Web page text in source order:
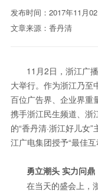
发布时间：2017年11月
文章来源：香丹清
11月2日，浙江广
大举行。作为浙江乃至
百位广告界、企业界重
携手浙江民生频道、浙
的“香丹清·浙江好儿女
江广电集团授予“最佳互
勇立潮头 实力问鼎
在当天的盛会上，